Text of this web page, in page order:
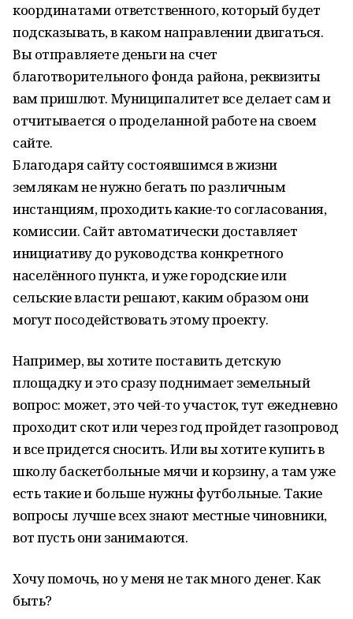
координатами ответственного, который будет
подсказывать, в каком направлении двигаться.
Вы отправляете деньги на счет
благотворительного фонда района, реквизиты
вам пришлют. Муниципалитет все делает сам и
отчитывается о проделанной работе на своем
сайте.
Благодаря сайту состоявшимся в жизни
землякам не нужно бегать по различным
инстанциям, проходить какие-то согласования,
комиссии. Сайт автоматически доставляет
инициативу до руководства конкретного
населённого пункта, и уже городские или
сельские власти решают, каким образом они
могут посодействовать этому проекту.
Например, вы хотите поставить детскую
площадку и это сразу поднимает земельный
вопрос: может, это чей-то участок, тут ежедневно
проходит скот или через год пройдет газопровод
и все придется сносить. Или вы хотите купить в
школу баскетбольные мячи и корзину, а там уже
есть такие и больше нужны футбольные. Такие
вопросы лучше всех знают местные чиновники,
вот пусть они занимаются.
Хочу помочь, но у меня не так много денег. Как
быть?